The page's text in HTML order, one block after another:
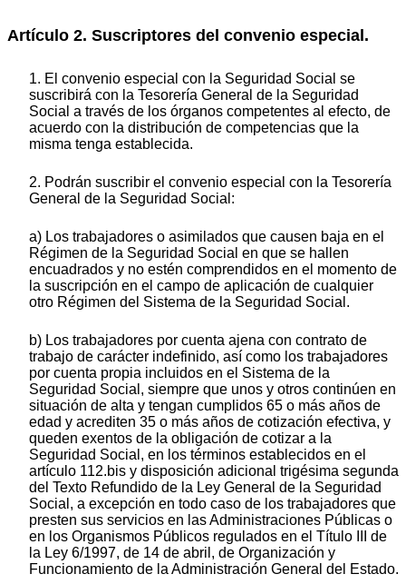
Artículo 2. Suscriptores del convenio especial.
1. El convenio especial con la Seguridad Social se
suscribirá con la Tesorería General de la Seguridad
Social a través de los órganos competentes al efecto, de
acuerdo con la distribución de competencias que la
misma tenga establecida.
2. Podrán suscribir el convenio especial con la Tesorería
General de la Seguridad Social:
a) Los trabajadores o asimilados que causen baja en el
Régimen de la Seguridad Social en que se hallen
encuadrados y no estén comprendidos en el momento de
la suscripción en el campo de aplicación de cualquier
otro Régimen del Sistema de la Seguridad Social.
b) Los trabajadores por cuenta ajena con contrato de
trabajo de carácter indefinido, así como los trabajadores
por cuenta propia incluidos en el Sistema de la
Seguridad Social, siempre que unos y otros continúen en
situación de alta y tengan cumplidos 65 o más años de
edad y acrediten 35 o más años de cotización efectiva, y
queden exentos de la obligación de cotizar a la
Seguridad Social, en los términos establecidos en el
artículo 112.bis y disposición adicional trigésima segunda
del Texto Refundido de la Ley General de la Seguridad
Social, a excepción en todo caso de los trabajadores que
presten sus servicios en las Administraciones Públicas o
en los Organismos Públicos regulados en el Título III de
la Ley 6/1997, de 14 de abril, de Organización y
Funcionamiento de la Administración General del Estado.